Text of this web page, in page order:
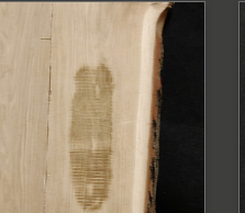
z
naturalną